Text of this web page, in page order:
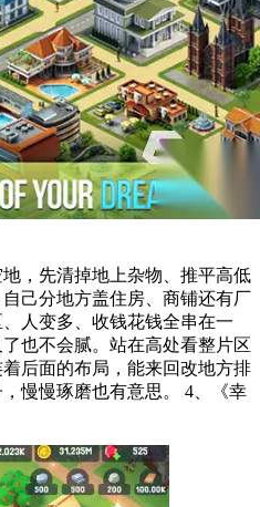
，先清掉地上杂物、推平高低
己分地方盖住房、商铺还有厂
人变多、收钱花钱全串在一
也不会腻。站在高处看整片区
后面的布局，能来回改地方排
琢磨也有意思。 4、《幸